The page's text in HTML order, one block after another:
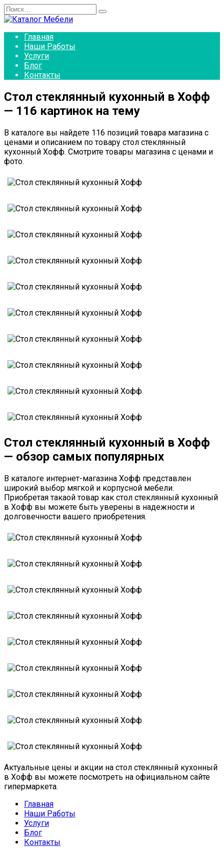
Перейти
к
Search
for:
Главная
Наши Работы
Услуги
Блог
Контакты
Стол стеклянный кухонный в Хофф
— 116 картинок на тему
В каталоге вы найдете 116 позиций товара магазина с
ценами и описанием по товару стол стеклянный
кухонный Хофф. Смотрите товары магазина с ценами и
фото.
Стол стеклянный кухонный в Хофф
— обзор самых популярных
В каталоге интернет-магазина Хофф представлен
широкий выбор мягкой и корпусной мебели.
Приобретая такаой товар как стол стеклянный кухонный
в Хофф вы можете быть уверены в надежности и
долговечности вашего приобретения.
Актуальные цены и акции на стол стеклянный кухонный
в Хофф вы можете посмотреть на официальном сайте
гипермаркета.
Главная
Наши Работы
Услуги
Блог
Контакты